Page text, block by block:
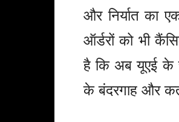
और निर्यात का
ऑर्डरों को भी
है कि अब यूएई के
के बंदरगाह और